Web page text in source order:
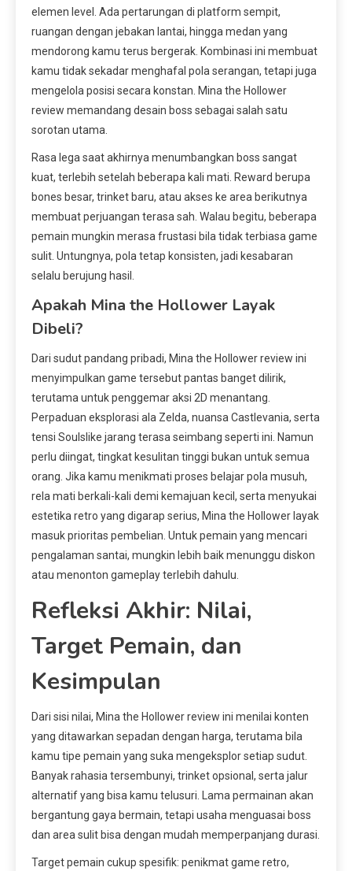
elemen level. Ada pertarungan di platform sempit,
ruangan dengan jebakan lantai, hingga medan yang
mendorong kamu terus bergerak. Kombinasi ini membuat
kamu tidak sekadar menghafal pola serangan, tetapi juga
mengelola posisi secara konstan. Mina the Hollower
review memandang desain boss sebagai salah satu
sorotan utama.
Rasa lega saat akhirnya menumbangkan boss sangat
kuat, terlebih setelah beberapa kali mati. Reward berupa
bones besar, trinket baru, atau akses ke area berikutnya
membuat perjuangan terasa sah. Walau begitu, beberapa
pemain mungkin merasa frustasi bila tidak terbiasa game
sulit. Untungnya, pola tetap konsisten, jadi kesabaran
selalu berujung hasil.
Apakah Mina the Hollower Layak
Dibeli?
Dari sudut pandang pribadi, Mina the Hollower review ini
menyimpulkan game tersebut pantas banget dilirik,
terutama untuk penggemar aksi 2D menantang.
Perpaduan eksplorasi ala Zelda, nuansa Castlevania, serta
tensi Soulslike jarang terasa seimbang seperti ini. Namun
perlu diingat, tingkat kesulitan tinggi bukan untuk semua
orang. Jika kamu menikmati proses belajar pola musuh,
rela mati berkali-kali demi kemajuan kecil, serta menyukai
estetika retro yang digarap serius, Mina the Hollower layak
masuk prioritas pembelian. Untuk pemain yang mencari
pengalaman santai, mungkin lebih baik menunggu diskon
atau menonton gameplay terlebih dahulu.
Refleksi Akhir: Nilai,
Target Pemain, dan
Kesimpulan
Dari sisi nilai, Mina the Hollower review ini menilai konten
yang ditawarkan sepadan dengan harga, terutama bila
kamu tipe pemain yang suka mengeksplor setiap sudut.
Banyak rahasia tersembunyi, trinket opsional, serta jalur
alternatif yang bisa kamu telusuri. Lama permainan akan
bergantung gaya bermain, tetapi usaha menguasai boss
dan area sulit bisa dengan mudah memperpanjang durasi.
Target pemain cukup spesifik: penikmat game retro,